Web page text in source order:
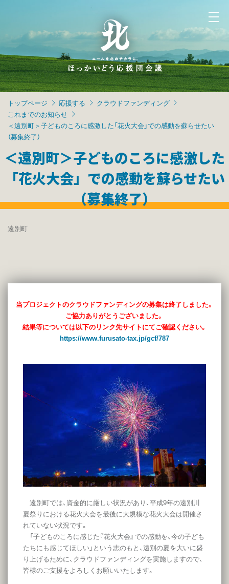
トップページ 応援する
クラウドファンディング
これまでのお知らせ
＜遠別町＞子どものころに感激した「花火大会」での感動を蘇らせたい
（募集終了）
＜遠別町＞子どものころに感激した
「花火大会」での感動を蘇らせたい
（募集終了）
遠別町
当プロジェクトのクラウドファンディングの募集は終了しました。
ご協力ありがとうございました。
結果等については以下のリンク先サイトにてご確認ください。
https://www.furusato-tax.jp/gcf/787
遠別町では、資金的に厳しい状況があり、平成9年の遠別川
夏祭りにおける花火大会を最後に大規模な花火大会は開催さ
れていない状況です。
「子どものころに感じた『花火大会』での感動を、今の子ども
たちにも感じてほしい」という志のもと、遠別の夏を大いに盛
り上げるために、クラウドファンディングを実施しますので、
皆様のご支援をよろしくお願いいたします。